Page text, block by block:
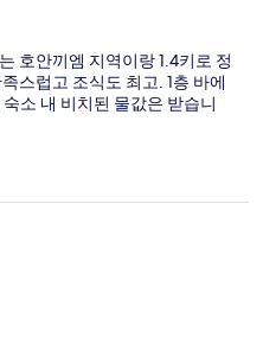
호안끼엠 지역이랑 1.4키로 정
스럽고 조식도 최고. 1층 바에
소 내 비치된 물값은 받습니